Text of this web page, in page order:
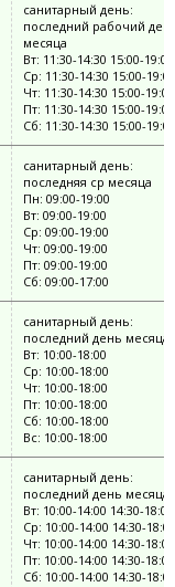
санитарный день:
последний рабочий
месяца
Вт: 11:30-14:30 15:00-19:00
Ср: 11:30-14:30 15:00-19:00
Чт: 11:30-14:30 15:00-19:00
Пт: 11:30-14:30 15:00-19:00
Сб: 11:30-14:30 15:00-19:00
санитарный день:
последняя ср месяца
Пн: 09:00-19:00
Вт: 09:00-19:00
Ср: 09:00-19:00
Чт: 09:00-19:00
Пт: 09:00-19:00
Сб: 09:00-17:00
санитарный день:
последний день месяца
Вт: 10:00-18:00
Ср: 10:00-18:00
Чт: 10:00-18:00
Пт: 10:00-18:00
Сб: 10:00-18:00
Вс: 10:00-18:00
санитарный день:
последний день месяца
Вт: 10:00-14:00 14:30-18:00
Ср: 10:00-14:00 14:30-18:00
Чт: 10:00-14:00 14:30-18:00
Пт: 10:00-14:00 14:30-18:00
Сб: 10:00-14:00 14:30-18:00